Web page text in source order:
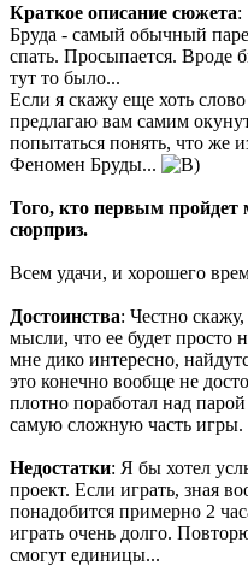
Краткое описание сюжета:
Бруда - самый обычный
спать. Просыпается. Вроде
тут то было...
Если я скажу еще хоть
предлагаю вам самим
попытаться понять, что же
Феномен Бруды...
Того, кто первым
сюрприз.
Всем удачи, и хорошего
Достоинства: Честно скажу,
мысли, что ее будет просто
мне дико интересно,
это конечно вообще не
плотно поработал над
самую сложную часть игры.
Недостатки: Я бы хотел
проект. Если играть, зная
понадобится примерно 2
играть очень долго.
смогут единицы...